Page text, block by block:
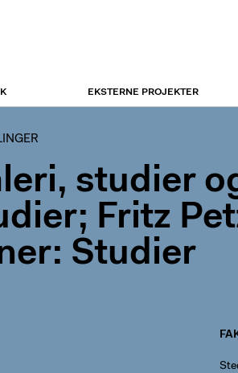
EKSTERNE PROJEKTER
studier
Fritz
Studier